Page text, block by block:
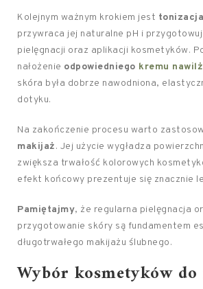
Kolejnym ważnym krokiem jest
przywraca jej naturalne pH i
pielęgnacji oraz aplikacji kosmetyków.
nałożenie odpowiedniego kremu
skóra była dobrze nawodniona,
dotyku.
Na zakończenie procesu warto
makijaż. Jej użycie wygładza
zwiększa trwałość kolorowych
efekt końcowy prezentuje się znacznie
Pamiętajmy, że regularna pielęgnacja
przygotowanie skóry są fundamentem
długotrwałego makijażu ślubnego.
Wybór kosmetyków